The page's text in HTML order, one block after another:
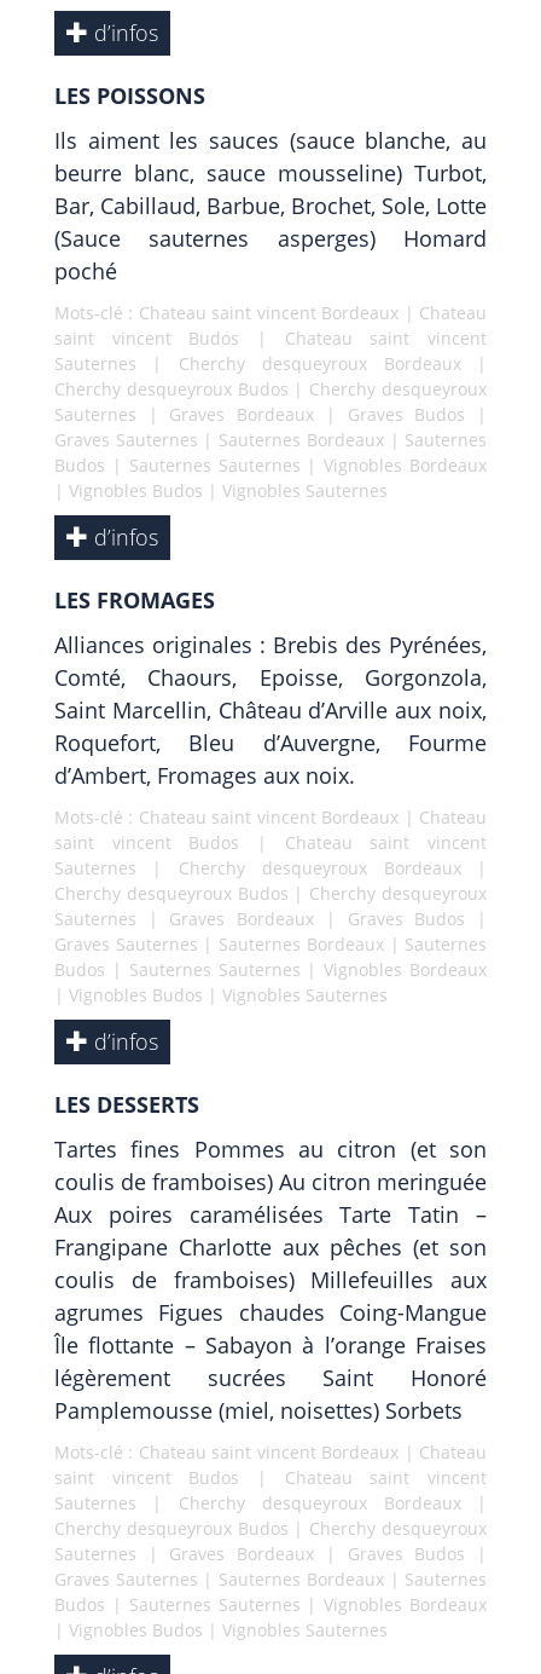
d’infos
LES POISSONS
Ils aiment les sauces (sauce blanche, au
beurre blanc, sauce mousseline) Turbot,
Bar, Cabillaud, Barbue, Brochet, Sole, Lotte
(Sauce sauternes asperges) Homard
poché
Mots-clé : Chateau saint vincent Bordeaux | Chateau
saint vincent Budos | Chateau saint vincent
Sauternes | Cherchy desqueyroux Bordeaux|
Cherchy desqueyroux Budos | Cherchy desqueyroux
Sauternes | Graves Bordeaux | Graves Budos |
Graves Sauternes | Sauternes Bordeaux| Sauternes
Budos | Sauternes Sauternes |Vignobles Bordeaux
| Vignobles Budos | Vignobles Sauternes
d’infos
LES FROMAGES
Alliances originales : Brebis des Pyrénées,
Comté, Chaours, Epoisse, Gorgonzola,
Saint Marcellin, Château d’Arville aux noix,
Roquefort, Bleu d’Auvergne, Fourme
d’Ambert, Fromages aux noix.
Mots-clé : Chateau saint vincent Bordeaux | Chateau
saint vincent Budos | Chateau saint vincent
Sauternes | Cherchy desqueyroux Bordeaux|
Cherchy desqueyroux Budos | Cherchy desqueyroux
Sauternes | Graves Bordeaux | Graves Budos |
Graves Sauternes | Sauternes Bordeaux| Sauternes
Budos | Sauternes Sauternes |Vignobles Bordeaux
| Vignobles Budos | Vignobles Sauternes
d’infos
LES DESSERTS
Tartes fines Pommes au citron (et son
coulis de framboises) Au citron meringuée
Aux poires caramélisées Tarte Tatin –
Frangipane Charlotte aux pêches (et son
coulis de framboises) Millefeuilles aux
agrumes Figues chaudes Coing-Mangue
Île flottante – Sabayon à l’orange Fraises
légèrement sucrées Saint Honoré
Pamplemousse (miel, noisettes) Sorbets
Mots-clé : Chateau saint vincent Bordeaux | Chateau
saint vincent Budos | Chateau saint vincent
Sauternes | Cherchy desqueyroux Bordeaux|
Cherchy desqueyroux Budos | Cherchy desqueyroux
Sauternes | Graves Bordeaux | Graves Budos |
Graves Sauternes | Sauternes Bordeaux| Sauternes
Budos | Sauternes Sauternes |Vignobles Bordeaux
| Vignobles Budos | Vignobles Sauternes